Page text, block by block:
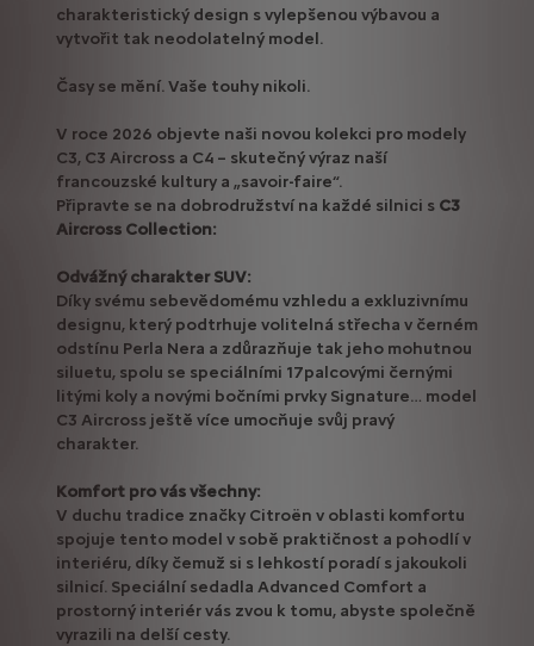
charakteristický design s vylepšenou výbavou a
vytvořit tak neodolatelný model.
Časy se mění. Vaše touhy nikoli.
V roce 2026 objevte naši novou kolekci pro modely
C3, C3 Aircross a C4 – skutečný výraz naší
francouzské kultury a „savoir-faire“.
Připravte se na dobrodružství na každé silnici s C3
Aircross Collection:
Odvážný charakter SUV:
Díky svému sebevědomému vzhledu a exkluzivnímu
designu, který podtrhuje volitelná střecha v černém
odstínu Perla Nera a zdůrazňuje tak jeho mohutnou
siluetu, spolu se speciálními 17palcovými černými
litými koly a novými bočními prvky Signature… model
C3 Aircross ještě více umocňuje svůj pravý
charakter.
Komfort pro vás všechny:
V duchu tradice značky Citroën v oblasti komfortu
spojuje tento model v sobě praktičnost a pohodlí v
interiéru, díky čemuž si s lehkostí poradí s jakoukoli
silnicí. Speciální sedadla Advanced Comfort a
prostorný interiér vás zvou k tomu, abyste společně
vyrazili na delší cesty.